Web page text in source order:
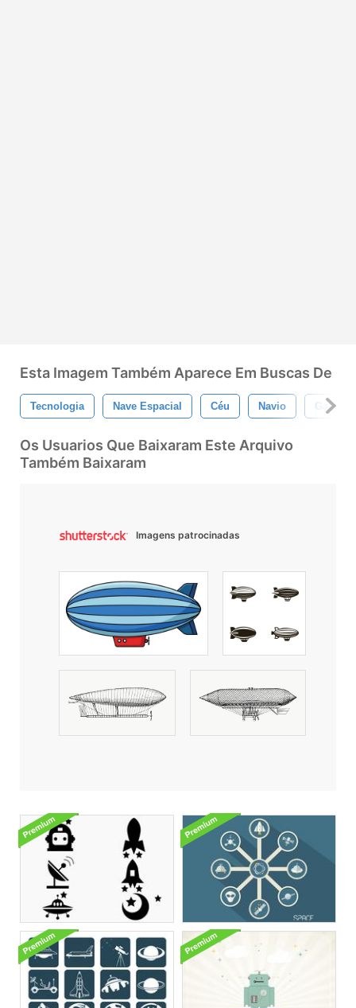
Esta Imagem Também Aparece Em Buscas De
Tecnologia Nave Espacial Céu Navio Galáxia
Os Usuarios Que Baixaram Este Arquivo
Também Baixaram
Imagens patrocinadas